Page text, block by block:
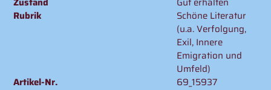
Rubrik
Schöne Literatur
(u.a. Verfolgung,
Exil, Innere
Emigration und
Umfeld)
Artikel-Nr.
69_15937